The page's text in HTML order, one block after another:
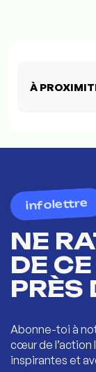
À
infolettre
NE
DE
PRÈS
Abonne-toi à
cœur de l’action
inspirantes et